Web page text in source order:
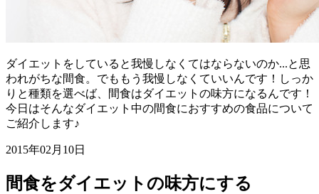
ダイエットをしていると我慢しなくてはならないのか...と思
われがちな間食。でももう我慢しなくていいんです！しっか
りと種類を選べば、間食はダイエットの味方になるんです！
今日はそんなダイエット中の間食におすすめの食品について
ご紹介します♪
2015年02月10日
間食をダイエットの味方にする